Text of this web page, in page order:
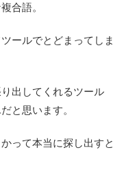
合語。
ールでとどまってしま
出してくれるツール
と思います。
って本当に探し出すと